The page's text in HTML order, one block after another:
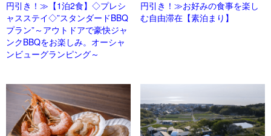
円引き！≫【1泊2食】◇プレシ
ャスステイ◇”スタンダードBBQ
プラン”～アウトドアで豪快ジャ
ンクBBQをお楽しみ。オーシャ
ンビューグランピング～
円引き！≫お好みの食事を楽し
む自由滞在【素泊まり】